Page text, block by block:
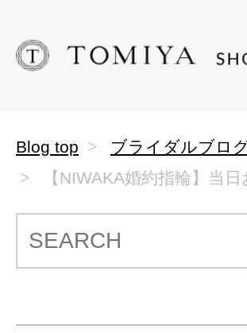
Blog top
ブライダルブロ
【NIWAKA婚約指輪】当